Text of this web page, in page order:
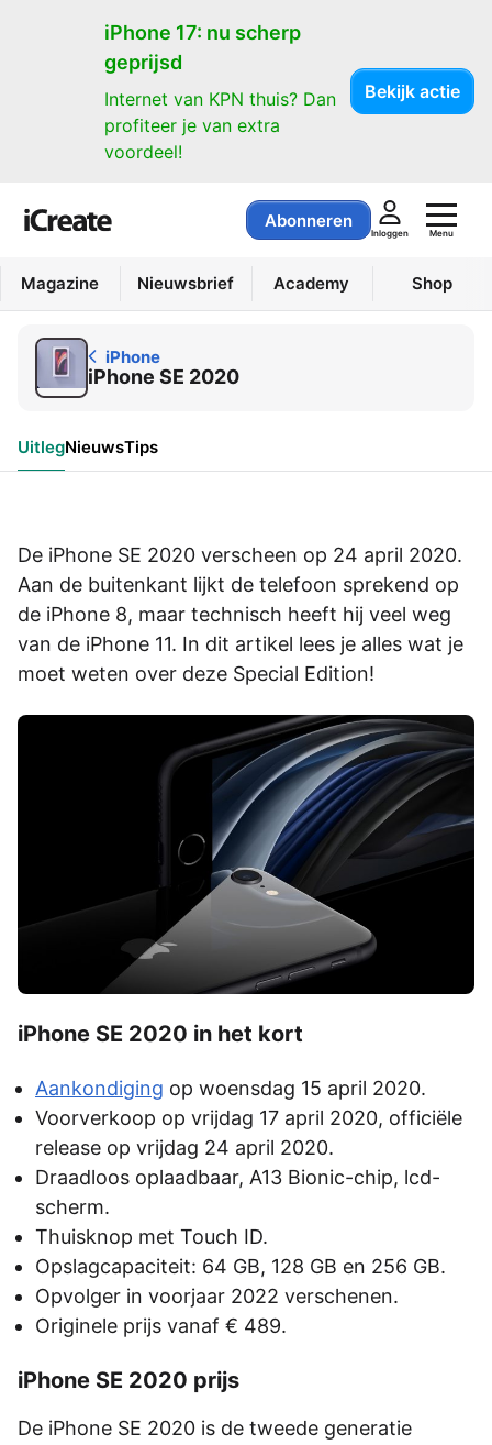
iPhone 17: nu scherp
geprijsd
Internet van KPN thuis? Dan
profiteer je van extra
voordeel!
Bekijk actie
Abonneren
Inloggen Menu
Magazine Nieuwsbrief Academy Shop
iPhone
iPhone SE 2020
UitlegNieuwsTips
De iPhone SE 2020 verscheen op 24 april 2020.
Aan de buitenkant lijkt de telefoon sprekend op
de iPhone 8, maar technisch heeft hij veel weg
van de iPhone 11. In dit artikel lees je alles wat je
moet weten over deze Special Edition!
iPhone SE 2020 in het kort
Aankondiging op woensdag 15 april 2020.
Voorverkoop op vrijdag 17 april 2020, officiële
release op vrijdag 24 april 2020.
Draadloos oplaadbaar, A13 Bionic-chip, lcd-
scherm.
Thuisknop met Touch ID.
Opslagcapaciteit: 64 GB, 128 GB en 256 GB.
Opvolger in voorjaar 2022 verschenen.
Originele prijs vanaf € 489.
iPhone SE 2020 prijs
De iPhone SE 2020 is de tweede generatie